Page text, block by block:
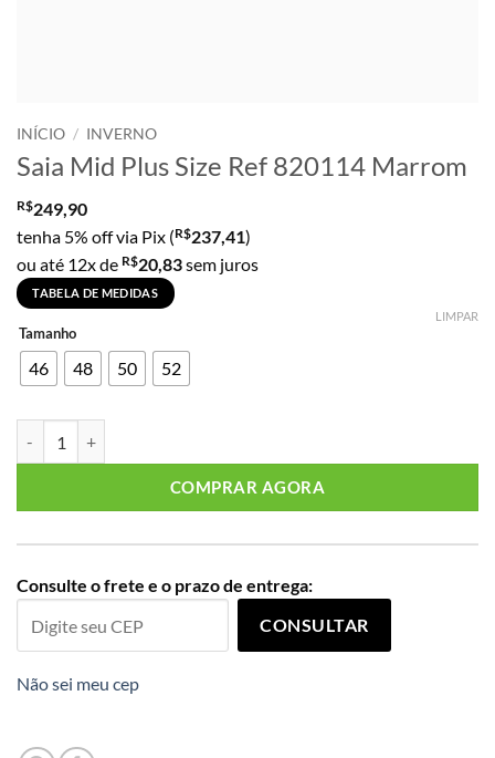
INÍCIO / INVERNO
Saia Mid Plus Size Ref 820114 Marrom
R$249,90
tenha 5% off via Pix (R$237,41)
ou até 12x de R$20,83sem juros
TABELA DE MEDIDAS
Tamanho
46 48 50 52
LIMPAR
COMPRAR AGORA
Consulte o frete e o prazo de entrega:
CONSULTAR
Não sei meu cep